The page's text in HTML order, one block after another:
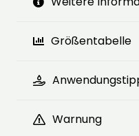
Größentabelle
Warnung